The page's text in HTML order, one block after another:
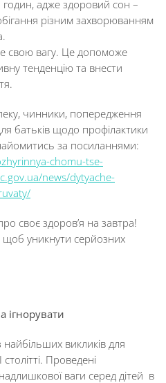
адже здоровий сон –
різним захворюванням
свою вагу. Це допоможе
тенденцію та внести
чинники, попередження
батьків щодо профілактики
за посиланнями:
chomu-tse-
news/dytyache-
своє здоров’я на завтра!
щоб уникнути серйозних
ігнорувати
викликів для
Проведені
ваги серед дітей в